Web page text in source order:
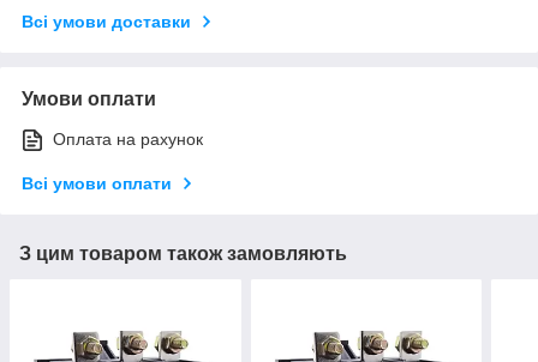
Всі умови доставки
Умови оплати
Оплата на рахунок
Всі умови оплати
З цим товаром також замовляють